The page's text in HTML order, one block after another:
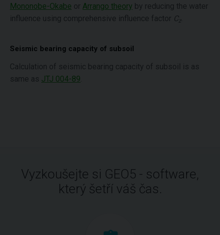
Mononobe-Okabe or Arrango theory by reducing the water
influence using comprehensive influence factor Cz
Seismic bearing capacity of subsoil
Calculation of seismic bearing capacity of subsoil is as
same as JTJ 004-89
Vyzkoušejte si GEO5 - software,
který šetří váš čas.